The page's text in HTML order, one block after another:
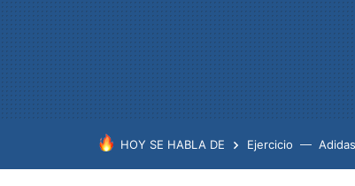
HOY SE HABLA DE Ejercicio Adidas